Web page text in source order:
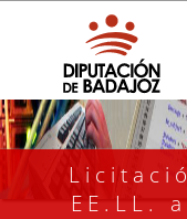
EE.LL.